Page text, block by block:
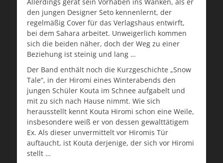
den jungen Designer Seto kennenlernt, der
regelmäßig Cover für das Verlagshaus entwirft,
bei dem Sahara arbeitet. Unweigerlich kommen
sich die beiden näher, doch der Weg zu einer
Beziehung ist steinig und lang …
Der Band enthält noch die Kurzgeschichte „Snow
Tale“, in der Hiromi eines Winterabends den
jungen Schüler Kouta im Schnee aufgabelt und
mit zu sich nach Hause nimmt. Wie sich
herausstellt kennt Kouta Hiromi schon eine Weile,
insbesondere weiß er von dessen gewalttätigem
Ex. Als dieser unvermittelt vor Hiromis Tür
auftaucht, ist Kouta derjenige, der sich vor Hiromi
stellt …